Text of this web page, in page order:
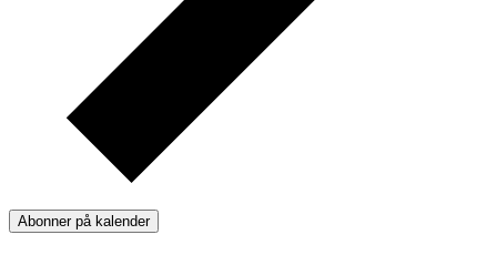
Abonner på kalender